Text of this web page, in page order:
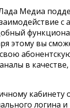
Медиа
с
этому вы
в
кабинету
логина и